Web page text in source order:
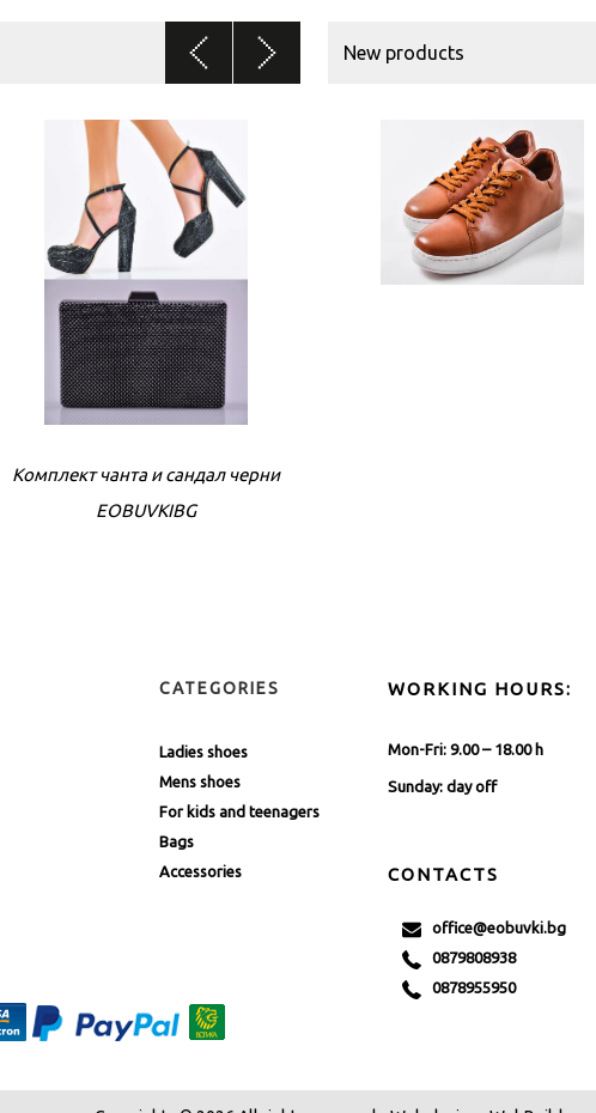
Комплект чанта и сандал черни
EOBUVKIBG
New products
CATEGORIES
Ladies shoes
Mens shoes
For kids and teenagers
Bags
Accessories
WORKING HOURS:
Mon-Fri: 9.00 – 18.00 h
Sunday: day off
CONTACTS
office@eobuvki.bg
0879808938
0878955950